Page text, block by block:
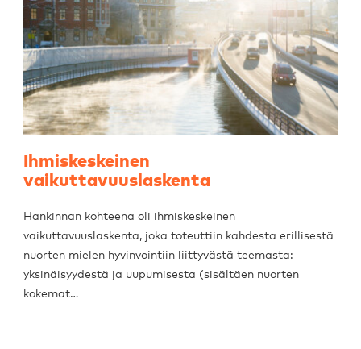
Ihmiskeskeinen
vaikuttavuuslaskenta
Hankinnan kohteena oli ihmiskeskeinen
vaikuttavuuslaskenta, joka toteuttiin kahdesta erillisestä
nuorten mielen hyvinvointiin liittyvästä teemasta:
yksinäisyydestä ja uupumisesta (sisältäen nuorten
kokemat…